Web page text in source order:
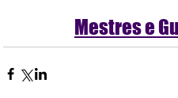
Mestres e